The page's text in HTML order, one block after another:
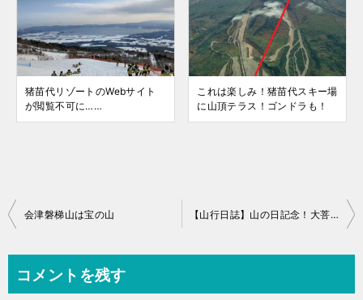
猪苗代リゾートのWebサイト
が閲覧不可に……
これは楽しみ！猪苗代スキー場
に山頂テラス！ゴンドラも！
投
ビ
会津磐梯山は宝の山 【山行日誌】山の日記念！大菩薩嶺に登る
コメントを残す